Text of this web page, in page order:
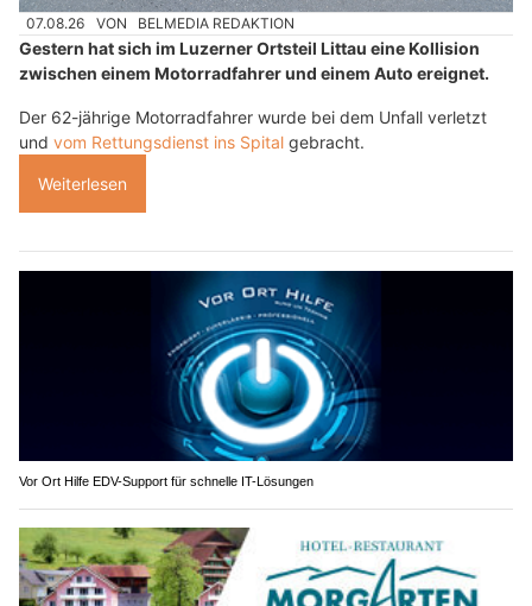
07.08.26 VON BELMEDIA REDAKTION
Gestern hat sich im Luzerner Ortsteil Littau eine Kollision
zwischen einem Motorradfahrer und einem Auto ereignet.
Der 62-jährige Motorradfahrer wurde bei dem Unfall verletzt
und vom Rettungsdienst ins Spital gebracht.
Weiterlesen
Vor Ort Hilfe EDV-Support für schnelle IT-Lösungen